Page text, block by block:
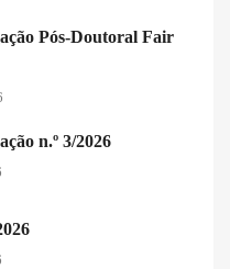
Pós-Doutoral Fair
n.º 3/2026